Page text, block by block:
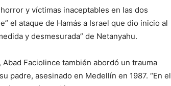
y víctimas inaceptables en las dos
el ataque de Hamás a Israel que dio inicio al
y desmesurada” de Netanyahu.
Faciolince también abordó un trauma
padre, asesinado en Medellín en 1987. “En el